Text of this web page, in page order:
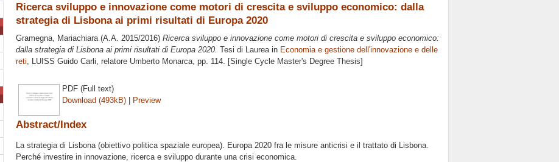
Ricerca sviluppo e innovazione come motori di crescita e sviluppo economico: dalla
strategia di Lisbona ai primi risultati di Europa 2020
Gramegna, Mariachiara(A.A. 2015/2016) Ricerca sviluppo e innovazione come motori di crescita e sviluppo economico:
dalla strategia di Lisbona ai primi risultati di Europa 2020. Tesi di Laurea in Economia e gestione dell'innovazione e delle
reti, LUISS Guido Carli, relatore Umberto Monarca, pp. 114. [Single Cycle Master's Degree Thesis]
PDF (Full text)
Download (493kB) | Preview
Abstract/Index
La strategia di Lisbona (obiettivo politica spaziale europea). Europa 2020 fra le misure anticrisi e il trattato di Lisbona.
Perché investire in innovazione, ricerca e sviluppo durante una crisi economica.